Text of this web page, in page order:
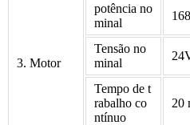
3. Motor
potência no
minal
Tensão no
minal
Tempo de t
rabalho co
ntínuo
20